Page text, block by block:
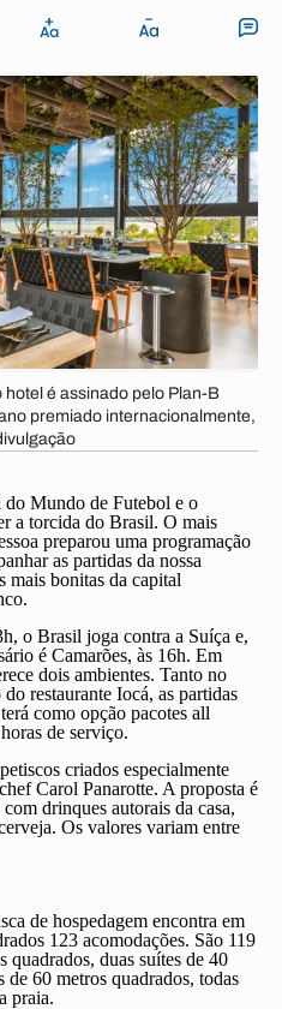
é assinado pelo Plan-B
premiado internacionalmente,
do Mundo de Futebol e o
a torcida do Brasil. O mais
preparou uma programação
as partidas da nossa
mais bonitas da capital
o Brasil joga contra a Suíça e,
é Camarões, às 16h. Em
dois ambientes. Tanto no
restaurante Iocá, as partidas
como opção pacotes all
de serviço.
criados especialmente
Carol Panarotte. A proposta é
drinques autorais da casa,
Os valores variam entre
de hospedagem encontra em
123 acomodações. São 119
quadrados, duas suítes de 40
de 60 metros quadrados, todas
praia.